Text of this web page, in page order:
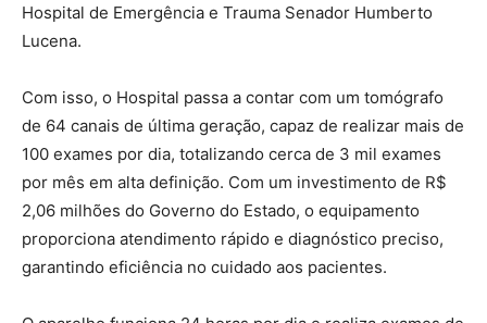
Hospital de Emergência e Trauma Senador Humberto
Lucena.
Com isso, o Hospital passa a contar com um tomógrafo
de 64 canais de última geração, capaz de realizar mais de
100 exames por dia, totalizando cerca de 3 mil exames
por mês em alta definição. Com um investimento de R$
2,06 milhões do Governo do Estado, o equipamento
proporciona atendimento rápido e diagnóstico preciso,
garantindo eficiência no cuidado aos pacientes.